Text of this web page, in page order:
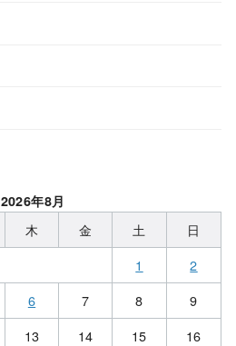
2026年8月
木 金 土
日
1
2
6 7 8
9
13 14 15
16